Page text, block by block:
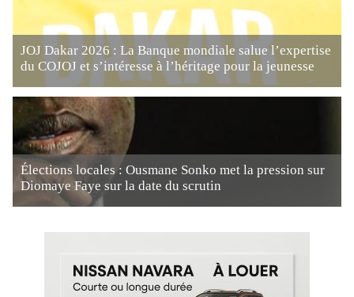
JOJ Dakar 2026 : La Banque mondiale salue l’expertise
du COJOJ et s’intéresse à l’héritage pour la jeunesse
Élections locales : Ousmane Sonko met la pression sur
Diomaye Faye sur la date du scrutin